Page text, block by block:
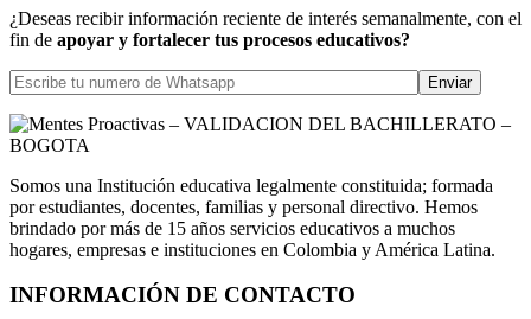
¿Deseas recibir información reciente de interés semanalmente, con el
fin de apoyar y fortalecer tus procesos educativos?
Somos una Institución educativa legalmente constituida; formada
por estudiantes, docentes, familias y personal directivo. Hemos
brindado por más de 15 años servicios educativos a muchos
hogares, empresas e instituciones en Colombia y América Latina.
INFORMACIÓN DE CONTACTO